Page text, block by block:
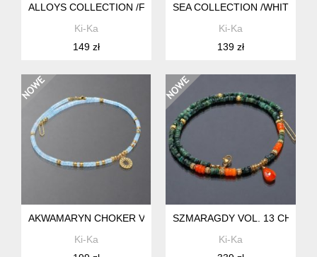
ALLOYS COLLECTION /FRĘDZLE VOL. 10/ 26.10.25 -
Ki-Ka
149 zł
SEA COLLECTION /WHITE
Ki-Ka
139 zł
AKWAMARYN CHOKER VOL. 14 /NASZYJNIK/ 13.10.25 -
Ki-Ka
SZMARAGDY VOL. 13
Ki-Ka